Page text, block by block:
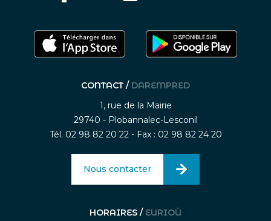
CONTACT / DAREMPRED
1, rue de la Mairie
29740 - Plobannalec-Lesconil
Tél. 02 98 82 20 22 - Fax : 02 98 82 24 20
Nous contacter
HORAIRES / EURIOÙ